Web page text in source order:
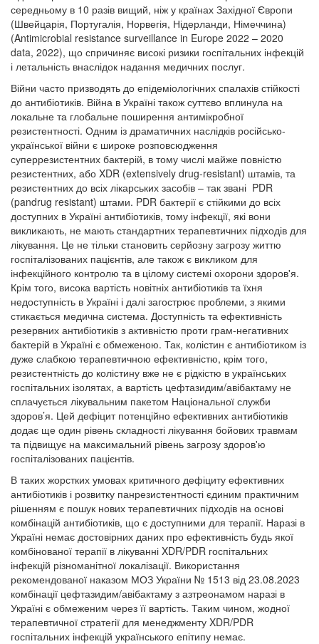
середньому в 10 разів вищий, ніж у країнах Західної Європи
(Швейцарія, Португалія, Норвегія, Нідерланди, Німеччина)
(Antimicrobial resistance surveillance in Europe 2022 – 2020
data, 2022), що спричиняє високі ризики госпітальних інфекцій
і летальність внаслідок надання медичних послуг.
Війни часто призводять до епідеміологічних спалахів стійкості
до антибіотиків. Війна в Україні також суттєво вплинула на
локальне та глобальне поширення антимікробної
резистентності. Одним із драматичних наслідків російсько-
української війни є широке розповсюдження
суперрезистентних бактерій, в тому числі майже повністю
резистентних, або XDR (extensively drug-resistant) штамів, та
резистентних до всіх лікарських засобів – так звані PDR
(pandrug resistant) штами. PDR бактерії є стійкими до всіх
доступних в Україні антибіотиків, тому інфекції, які вони
викликають, не мають стандартних терапевтичних підходів для
лікування. Це не тільки становить серйозну загрозу життю
госпіталізованих пацієнтів, але також є викликом для
інфекційного контролю та в цілому системі охорони здоров'я.
Крім того, висока вартість новітніх антибіотиків та їхня
недоступність в Україні і далі загострює проблеми, з якими
стикається медична система. Доступність та ефективність
резервних антибіотиків з активністю проти грам-негативних
бактерій в Україні є обмеженою. Так, колістин є антибіотиком із
дуже слабкою терапевтичною ефективністю, крім того,
резистентність до колістину вже не є рідкістю в українських
госпітальних ізолятах, а вартість цефтазидим/авібактаму не
сплачується лікувальним пакетом Національної служби
здоров’я. Цей дефіцит потенційно ефективних антибіотиків
додає ще один рівень складності лікування бойових травмам
та підвищує на максимальний рівень загрозу здоров'ю
госпіталізованих пацієнтів.
В таких жорстких умовах критичного дефіциту ефективних
антибіотиків і розвитку панрезистентності єдиним практичним
рішенням є пошук нових терапевтичних підходів на основі
комбінацій антибіотиків, що є доступними для терапії. Наразі в
Україні немає достовірних даних про ефективність будь якої
комбінованої терапії в лікуванні XDR/PDR госпітальних
інфекцій різноманітної локалізації. Використання
рекомендованої наказом МОЗ України № 1513 від 23.08.2023
комбінації цефтазидим/авібактаму з азтреонамом наразі в
Україні є обмеженим через її вартість. Таким чином, жодної
терапевтичної стратегії для менеджменту XDR/PDR
госпітальних інфекцій українського епітипу немає.